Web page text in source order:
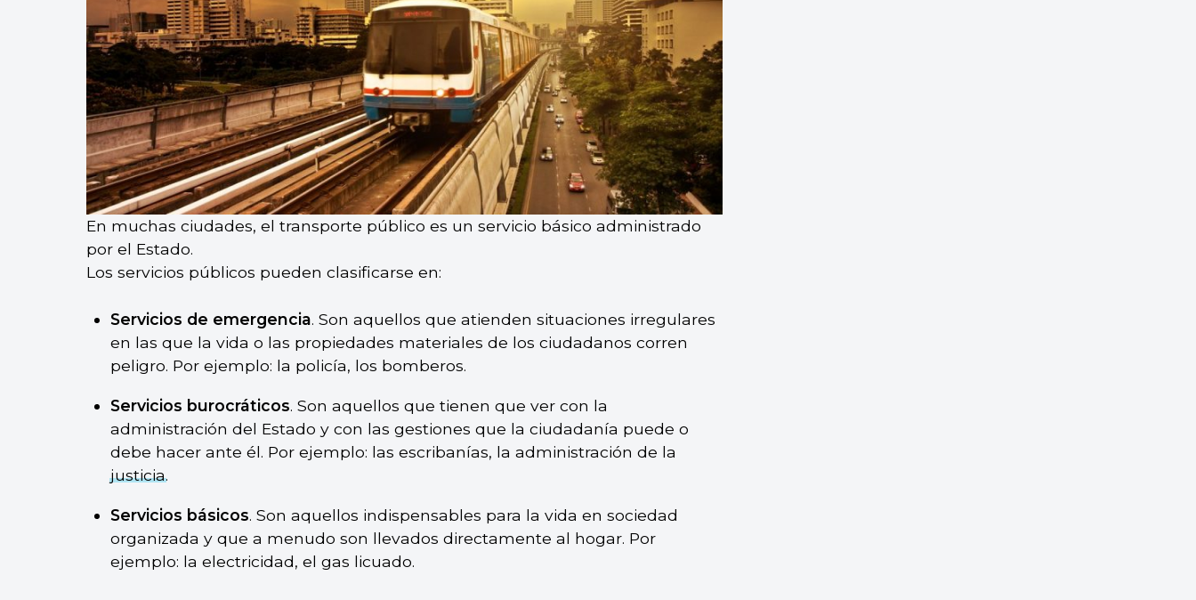
En muchas ciudades, el transporte público es un servicio básico administrado
por el Estado.
Los servicios públicos pueden clasificarse en:
Servicios de emergencia. Son aquellos que atienden situaciones irregulares
en las que la vida o las propiedades materiales de los ciudadanos corren
peligro. Por ejemplo: la policía, los bomberos.
Servicios burocráticos. Son aquellos que tienen que ver con la
administración del Estado y con las gestiones que la ciudadanía puede o
debe hacer ante él. Por ejemplo: las escribanías, la administración de la
justicia.
Servicios básicos. Son aquellos indispensables para la vida en sociedad
organizada y que a menudo son llevados directamente al hogar. Por
ejemplo: la electricidad, el gas licuado.